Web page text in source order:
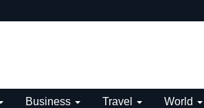
Business Travel World